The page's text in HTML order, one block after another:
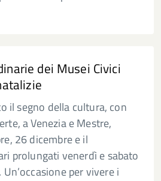
dei Musei Civici
il segno della cultura, con
a Venezia e Mestre,
26 dicembre e il
prolungati venerdì e sabato
per vivere i